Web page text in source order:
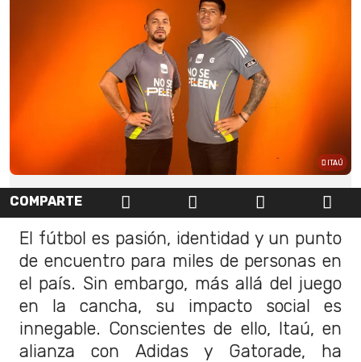
ITAÚ
COMPARTE
El fútbol es pasión, identidad y un punto
de encuentro para miles de personas en
el país. Sin embargo, más allá del juego
en la cancha, su impacto social es
innegable. Conscientes de ello, Itaú, en
alianza con Adidas y Gatorade, ha